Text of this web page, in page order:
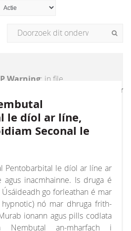
Warning: in file
twig/lib/Twig/Extension/
Parameter must be an
implements Countable
le díol ar líne,
Seconal le
Pentobarbital le díol ar líne ar
agus inacmhainne. Is druga é
go forleathan é mar
nó mar dhruga frith-
ionann agus pills codlata
Nembutal an-mharfach i